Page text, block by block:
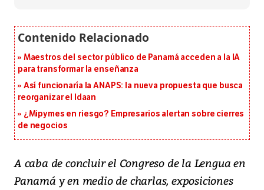
Maestros del sector público de Panamá acceden a la IA
para transformar la enseñanza
Así funcionaría la ANAPS: la nueva propuesta que busca
reorganizar el Idaan
¿Mipymes en riesgo? Empresarios alertan sobre cierres
de negocios
A caba de concluir el Congreso de la Lengua en
Panamá y en medio de charlas, exposiciones